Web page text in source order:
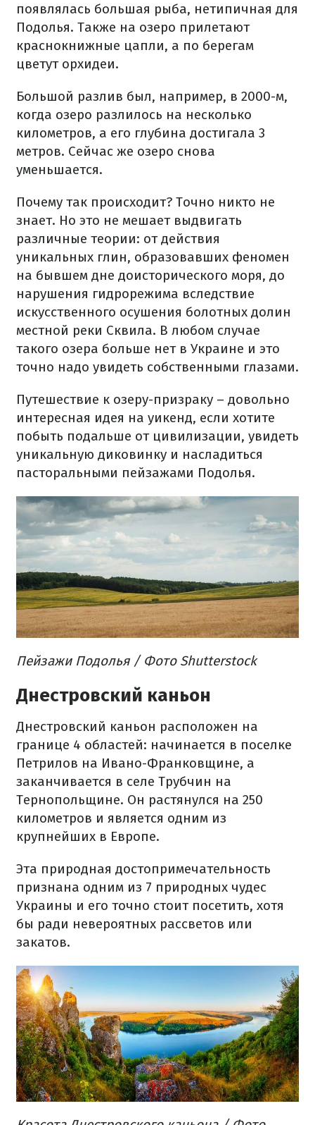
появлялась большая рыба, нетипичная для
Подолья. Также на озеро прилетают
краснокнижные цапли, а по берегам
цветут орхидеи.
Большой разлив был, например, в 2000-м,
когда озеро разлилось на несколько
километров, а его глубина достигала 3
метров. Сейчас же озеро снова
уменьшается.
Почему так происходит? Точно никто не
знает. Но это не мешает выдвигать
различные теории: от действия
уникальных глин, образовавших феномен
на бывшем дне доисторического моря, до
нарушения гидрорежима вследствие
искусственного осушения болотных долин
местной реки Сквила. В любом случае
такого озера больше нет в Украине и это
точно надо увидеть собственными глазами.
Путешествие к озеру-призраку – довольно
интересная идея на уикенд, если хотите
побыть подальше от цивилизации, увидеть
уникальную диковинку и насладиться
пасторальными пейзажами Подолья.
Пейзажи Подолья / Фото Shutterstock
Днестровский каньон
Днестровский каньон расположен на
границе 4 областей: начинается в поселке
Петрилов на Ивано-Франковщине, а
заканчивается в селе Трубчин на
Тернопольщине. Он растянулся на 250
километров и является одним из
крупнейших в Европе.
Эта природная достопримечательность
признана одним из 7 природных чудес
Украины и его точно стоит посетить, хотя
бы ради невероятных рассветов или
закатов.